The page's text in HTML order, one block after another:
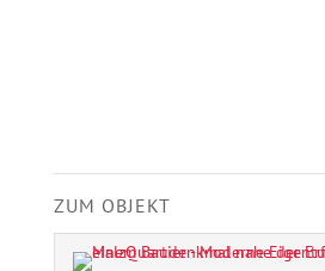
ZUM OBJEKT